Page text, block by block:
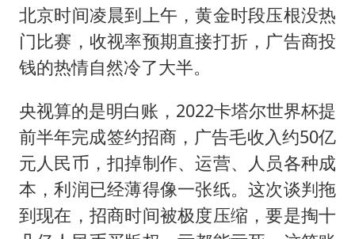
北京时间凌晨到上午，黄金时段压根没热
门比赛，收视率预期直接打折，广告商投
钱的热情自然冷了大半。
央视算的是明白账，2022卡塔尔世界杯提
前半年完成签约招商，广告毛收入约50亿
元人民币，扣掉制作、运营、人员各种成
本，利润已经薄得像一张纸。这次谈判拖
到现在，招商时间被极度压缩，要是掏十